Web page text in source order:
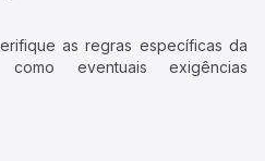
as regras específicas da
eventuais exigências